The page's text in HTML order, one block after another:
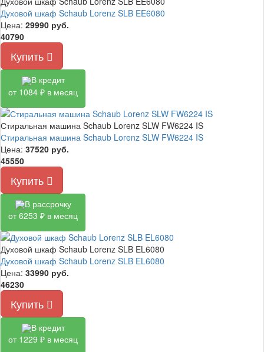
Духовой шкаф Schaub Lorenz SLB EE6080
Цена: 29990 руб.
40790
Купить
В кредит
от 1084 ₽ в месяц
Стиральная машина Schaub Lorenz SLW FW6224 IS
Стиральная машина Schaub Lorenz SLW FW6224 IS
Цена: 37520 руб.
45550
Купить
В рассрочку
от 6253 ₽ в месяц
Духовой шкаф Schaub Lorenz SLB EL6080
Духовой шкаф Schaub Lorenz SLB EL6080
Цена: 33990 руб.
46230
Купить
В кредит
от 1229 ₽ в месяц